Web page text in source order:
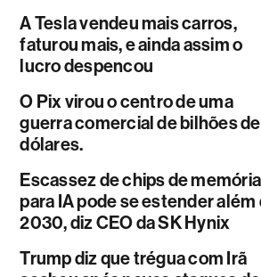
A Tesla vendeu mais carros,
faturou mais, e ainda assim o
lucro despencou
O Pix virou o centro de uma
guerra comercial de bilhões de
dólares.
Escassez de chips de memória
para IA pode se estender além
2030, diz CEO da SK Hynix
Trump diz que trégua com Irã